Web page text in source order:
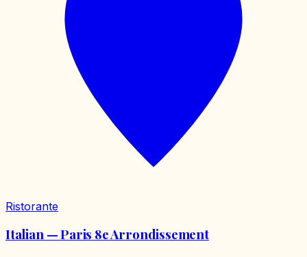
Ristorante
Italian — Paris 8e Arrondissement